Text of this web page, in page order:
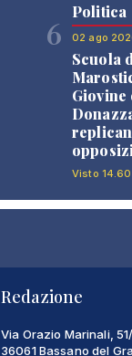
6
Politica
02 ago
Scuola
Giovine
Visto
Redazione
Via Orazio Marinali,
36061 Bassano del